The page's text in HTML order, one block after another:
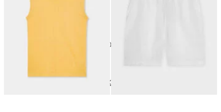
60
Letzte Chance Damen